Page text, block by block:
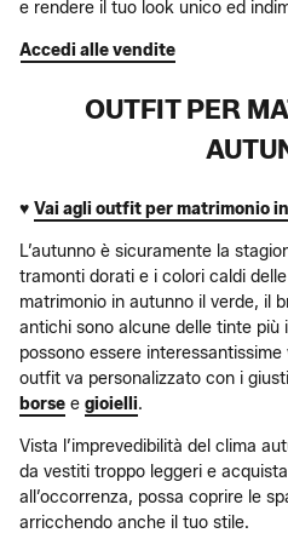
e rendere il tuo look unico ed
Accedi alle vendite
OUTFIT PER
♥ Vai agli outfit per matrimonio
L’autunno è sicuramente la
tramonti dorati e i colori caldi
matrimonio in autunno il verde, il
antichi sono alcune delle tinte più
possono essere
outfit va personalizzato con i giusti
borse e gioielli.
Vista l’imprevedibilità del clima
da vestiti troppo leggeri e
all’occorrenza, possa coprire le
arricchendo anche il tuo stile.